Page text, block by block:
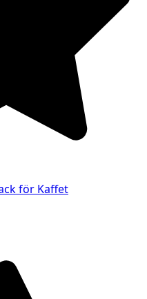
för Kaffet